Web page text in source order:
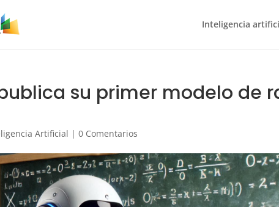
Inteligencia
su primer modelo de
Artificial |0 Comentarios